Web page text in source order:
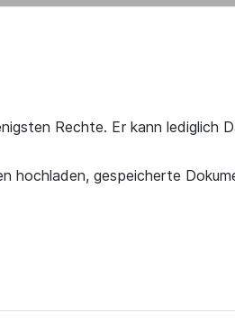
Rechte. Er kann lediglich
hochladen, gespeicherte